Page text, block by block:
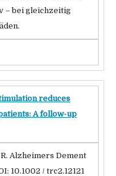
– bei gleichzeitig
reduces
A follow-up
Alzheimers Dement
10.1002 / trc2.12121